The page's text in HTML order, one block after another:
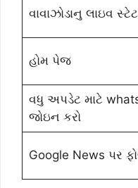
વાવાઝોડાનુ લાઇવ
હોમ પેજ
વધુ અપડેટ માટે
જોઇન કરો
Google News પર